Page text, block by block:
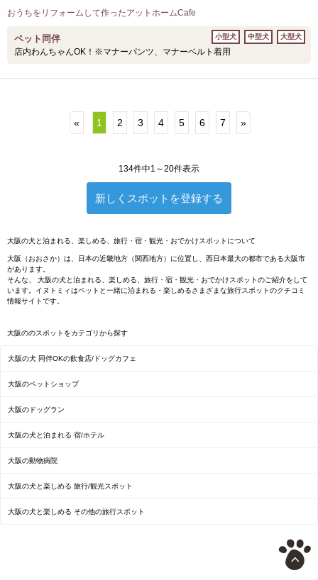
おうちをリフォームして作ったアットホームCafe
ペット同伴
店内わんちゃんOK！※マナーパンツ、マナーベルト着用
小型犬 中型犬 大型犬
« 1 2 3 4 5 6 7 »
134件中1～20件表示
新しくスポットを登録する
大阪の犬と泊まれる、楽しめる、旅行・宿・観光・おでかけスポットについて
大阪（おおさか）は、日本の近畿地方（関西地方）に位置し、西日本最大の都市である大阪市
があります。
そんな、 大阪の犬と泊まれる、楽しめる、旅行・宿・観光・おでかけスポットのご紹介をして
います。イヌトミィはペットと一緒に泊まれる・楽しめるさまざまな旅行スポットのクチコミ
情報サイトです。
大阪ののスポットをカテゴリから探す
大阪の犬 同伴OKの飲食店/ドッグカフェ
大阪のペットショップ
大阪のドッグラン
大阪の犬と泊まれる 宿/ホテル
大阪の動物病院
大阪の犬と楽しめる 旅行/観光スポット
大阪の犬と楽しめる その他の旅行スポット